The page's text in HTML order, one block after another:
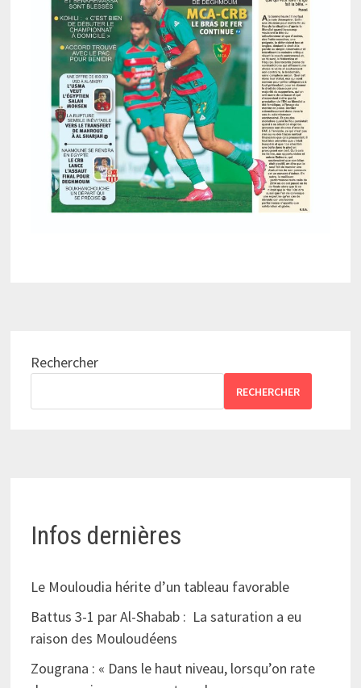
Rechercher
RECHERCHER
Infos dernières
Le Mouloudia hérite d’un tableau favorable
Battus 3-1 par Al-Shabab : La saturation a eu
raison des Mouloudéens
Zougrana : « Dans le haut niveau, lorsqu’on rate